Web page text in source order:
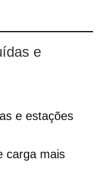
e
e estações
carga mais